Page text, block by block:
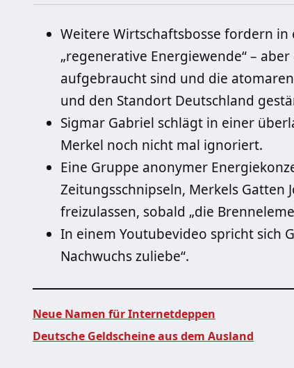
Weitere Wirtschaftsbosse fordern
„regenerative Energiewende“ –
aufgebraucht sind und die
und den Standort Deutschland
Sigmar Gabriel schlägt in einer
Merkel noch nicht mal ignoriert.
Eine Gruppe anonymer
Zeitungsschnipseln, Merkels Gatten
freizulassen, sobald „die
In einem Youtubevideo spricht sich
Nachwuchs zuliebe“.
Neue Namen für Internetdeppen
Deutsche Geldscheine aus dem Ausland